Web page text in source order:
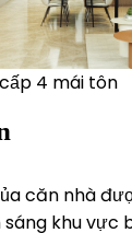
4 mái tôn
căn nhà
sáng khu vực